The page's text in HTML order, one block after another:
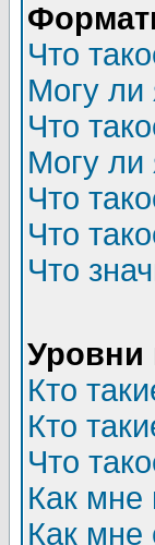
Что
Могу ли
Что
Могу ли
Что
Что
Что
Уровни
Кто
Кто
Что
Как мне
Как мне